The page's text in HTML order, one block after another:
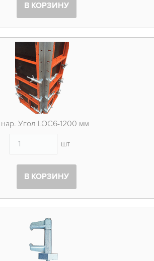
В КОРЗИНУ
нар. Угол LOC6-1200 мм
шт
В КОРЗИНУ